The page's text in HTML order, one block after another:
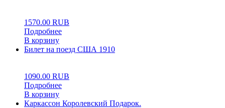
1570.00 RUB
Подробнее
В корзину
Билет на поезд США 1910
1090.00 RUB
Подробнее
В корзину
Каркассон Королевский Подарок.